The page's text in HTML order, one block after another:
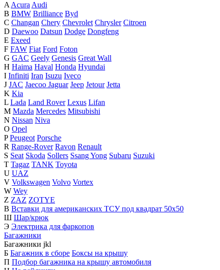
A Acura Audi
B BMW Brilliance Byd
C Changan Chery Chevrolet Chrysler Citroen
D Daewoo Datsun Dodge Dongfeng
E Exeed
F FAW Fiat Ford Foton
G GAC Geely Genesis Great Wall
H Haima Haval Honda Hyundai
I Infiniti Iran Isuzu Iveco
J JAC Jaecoo Jaguar Jeep Jetour Jetta
K Kia
L Lada Land Rover Lexus Lifan
M Mazda Mercedes Mitsubishi
N Nissan Niva
O Opel
P Peugeot Porsche
R Range-Rover Ravon Renault
S Seat Skoda Sollers Ssang Yong Subaru Suzuki
T Tagaz TANK Toyota
U UAZ
V Volkswagen Volvo Vortex
W Wey
Z ZAZ ZOTYE
В Вставки для американских ТСУ под квадрат 50х50
Ш Шар/крюк
Э Электрика для фаркопов
Багажники
Багажники jkl
Б Багажник в сборе Боксы на крышу
П Подбор багажника на крышу автомобиля